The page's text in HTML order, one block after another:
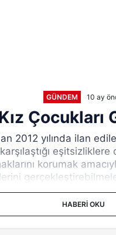
GÜNDEM 10 ay
2012 yılında ilan
korumak
HABERI OKU